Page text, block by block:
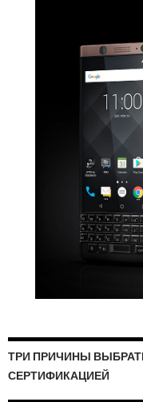
ТРИ ПРИЧИНЫ ВЫБРАТЬ
СЕРТИФИКАЦИЕЙ